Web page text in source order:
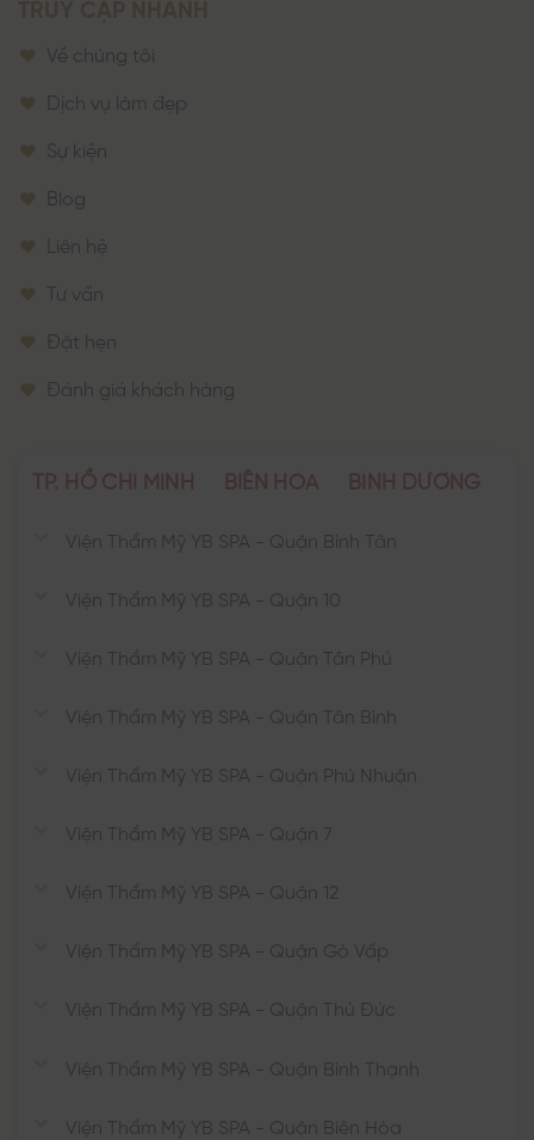
Về chúng tôi
Dịch vụ làm đẹp
Sự kiện
Blog
Liên hệ
Tư vấn
Đặt hẹn
Đánh giá khách hàng
TP. HỒ CHÍ MINH BIÊN HÒA BÌNH DƯƠNG
Viện Thẩm Mỹ YB SPA - Quận Bình Tân
Viện Thẩm Mỹ YB SPA - Quận 10
Viện Thẩm Mỹ YB SPA - Quận Tân Phú
Viện Thẩm Mỹ YB SPA - Quận Tân Bình
Viện Thẩm Mỹ YB SPA - Quận Phú Nhuận
Viện Thẩm Mỹ YB SPA - Quận 7
Viện Thẩm Mỹ YB SPA - Quận 12
Viện Thẩm Mỹ YB SPA - Quận Gò Vấp
Viện Thẩm Mỹ YB SPA - Quận Thủ Đức
Viện Thẩm Mỹ YB SPA - Quận Bình Thạnh
Viện Thẩm Mỹ YB SPA - Quận Biên Hòa